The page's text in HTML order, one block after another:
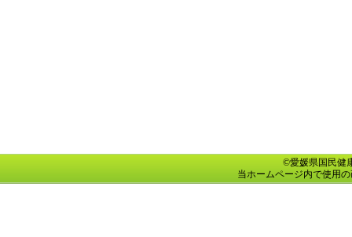
©愛媛県国民健
当ホームページ内で使用